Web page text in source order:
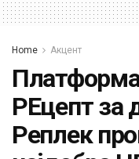
Home Акцент
РЕцепт за
Реплек